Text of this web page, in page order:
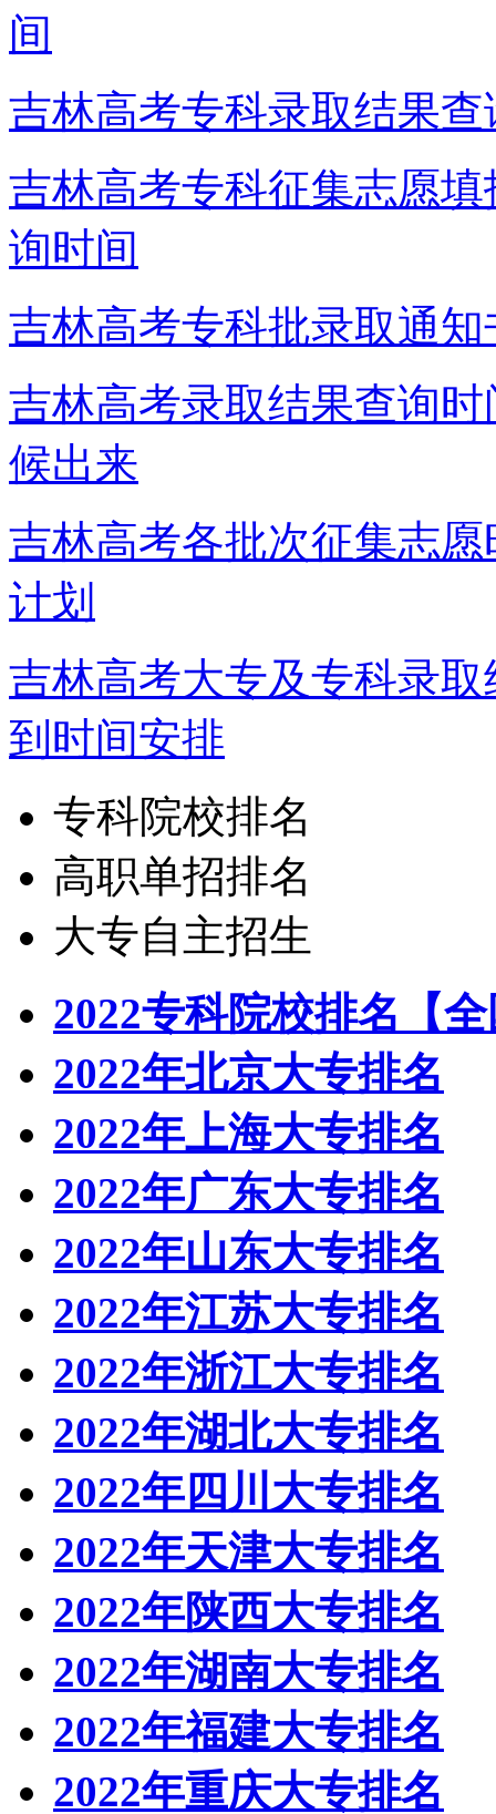
间
吉林高考专科录取结果
吉林高考专科征集志愿
询时间
吉林高考专科批录取通
吉林高考录取结果查询
候出来
吉林高考各批次征集志
计划
吉林高考大专及专科录
到时间安排
专科院校排名
高职单招排名
大专自主招生
2022专科院校排名【
2022年北京大专排名
2022年上海大专排名
2022年广东大专排名
2022年山东大专排名
2022年江苏大专排名
2022年浙江大专排名
2022年湖北大专排名
2022年四川大专排名
2022年天津大专排名
2022年陕西大专排名
2022年湖南大专排名
2022年福建大专排名
2022年重庆大专排名